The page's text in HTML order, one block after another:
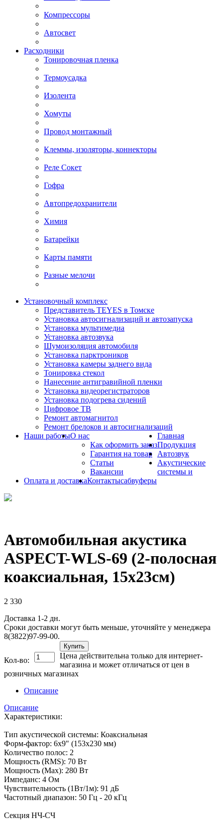
Компрессоры
Автосвет
Расходники
Тонировочная пленка
Термоусадка
Изолента
Хомуты
Провод монтажный
Клеммы, изоляторы, коннекторы
Реле Сокет
Гофра
Автопредохранители
Химия
Батарейки
Карты памяти
Разные мелочи
Установочный комплекс
Представитель TEYES в Томске
Установка автосигнализаций и автозапуска
Установка мультимедиа
Установка автозвука
Шумоизоляция автомобиля
Установка парктроников
Установка камеры заднего вида
Тонировка стекол
Нанесение антигравийной пленки
Установка видеорегистраторов
Установка подогрева сидений
Цифровое ТВ
Ремонт автомагнитол
Ремонт брелоков и автосигнализаций
Наши работыО нас
Как оформить заказ
Гарантия на товар
Статьи
Вакансии
Оплата и доставкаКонтакты
Главная
Продукция
Автозвук
Акустические
системы и
сабвуферы
Автомобильная акустика
ASPECT-WLS-69 (2-полосная
коаксиальная, 15х23см)
2 330
Доставка 1-2 дн.
Сроки доставки могут быть меньше, уточняйте у менеджера
8(3822)97-99-00.
Кол-во:
Купить
Цена действительна только для интернет-
магазина и может отличаться от цен в
розничных магазинах
Описание
Описание
Характеристики:
Тип акустической системы: Коаксиальная
Форм-фактор: 6х9" (153х230 мм)
Количество полос: 2
Мощность (RMS): 70 Вт
Мощность (Max): 280 Вт
Импеданс: 4 Ом
Чувствительность (1Вт/1м): 91 дБ
Частотный диапазон: 50 Гц - 20 кГц
Секция НЧ-СЧ